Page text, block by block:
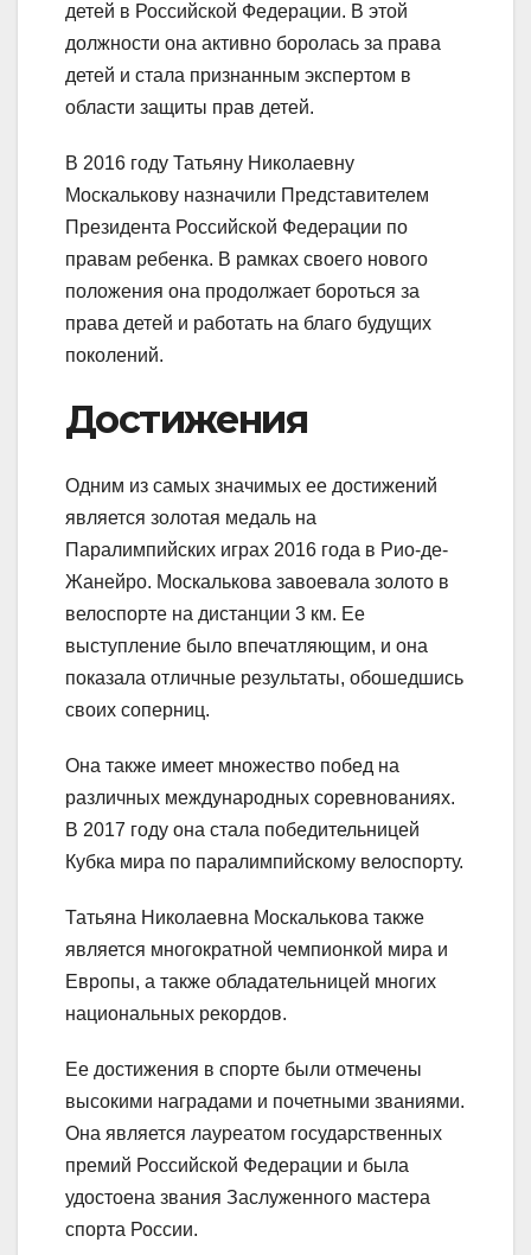
детей в Российской Федерации. В этой
должности она активно боролась за права
детей и стала признанным экспертом в
области защиты прав детей.
В 2016 году Татьяну Николаевну
Москалькову назначили Представителем
Президента Российской Федерации по
правам ребенка. В рамках своего нового
положения она продолжает бороться за
права детей и работать на благо будущих
поколений.
Достижения
Одним из самых значимых ее достижений
является золотая медаль на
Паралимпийских играх 2016 года в Рио-де-
Жанейро. Москалькова завоевала золото в
велоспорте на дистанции 3 км. Ее
выступление было впечатляющим, и она
показала отличные результаты, обошедшись
своих соперниц.
Она также имеет множество побед на
различных международных соревнованиях.
В 2017 году она стала победительницей
Кубка мира по паралимпийскому велоспорту.
Татьяна Николаевна Москалькова также
является многократной чемпионкой мира и
Европы, а также обладательницей многих
национальных рекордов.
Ее достижения в спорте были отмечены
высокими наградами и почетными званиями.
Она является лауреатом государственных
премий Российской Федерации и была
удостоена звания Заслуженного мастера
спорта России.